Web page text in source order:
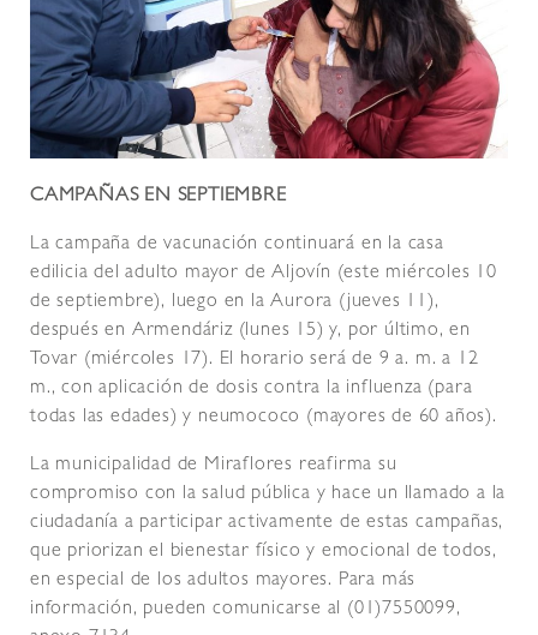
CAMPAÑAS EN SEPTIEMBRE
La campaña de vacunación continuará en la casa
edilicia del adulto mayor de Aljovín (este miércoles 10
de septiembre), luego en la Aurora (jueves 11),
después en Armendáriz (lunes 15) y, por último, en
Tovar (miércoles 17). El horario será de 9 a. m. a 12
m., con aplicación de dosis contra la influenza (para
todas las edades) y neumococo (mayores de 60 años).
La municipalidad de Miraflores reafirma su
compromiso con la salud pública y hace un llamado a la
ciudadanía a participar activamente de estas campañas,
que priorizan el bienestar físico y emocional de todos,
en especial de los adultos mayores. Para más
información, pueden comunicarse al (01)7550099,